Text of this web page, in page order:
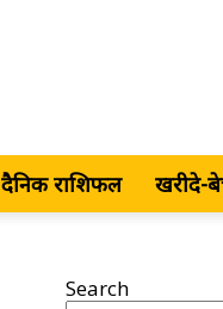
दैनिक राशिफल खरीदे-
Search